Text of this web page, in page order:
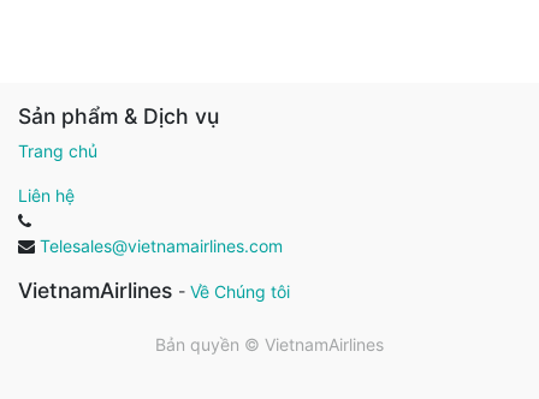
Sản phẩm & Dịch vụ
Trang chủ
Liên hệ
Telesales@vietnamairlines.com
VietnamAirlines - Về Chúng tôi
Bản quyền © VietnamAirlines